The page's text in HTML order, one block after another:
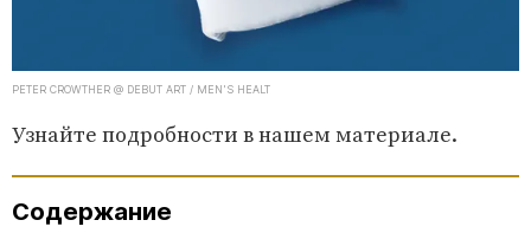
PETER CROWTHER @ DEBUT ART / MEN'S HEALT
Узнайте подробности в нашем материале.
Содержание